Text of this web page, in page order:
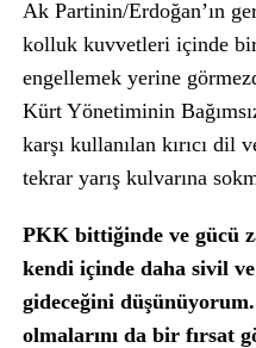
Ak Partinin/Erdoğan’ın
kolluk kuvvetleri içinde
engellemek yerine
Kürt Yönetiminin
karşı kullanılan kırıcı dil
tekrar yarış kulvarına
PKK bittiğinde ve gücü
kendi içinde daha sivil ve
gideceğini
olmalarını da bir fırsat